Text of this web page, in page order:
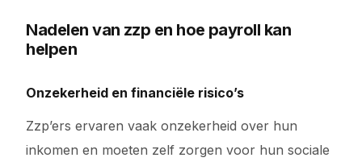
Nadelen van zzp en hoe payroll kan
helpen
Onzekerheid en financiële risico’s
Zzp’ers ervaren vaak onzekerheid over hun
inkomen en moeten zelf zorgen voor hun sociale